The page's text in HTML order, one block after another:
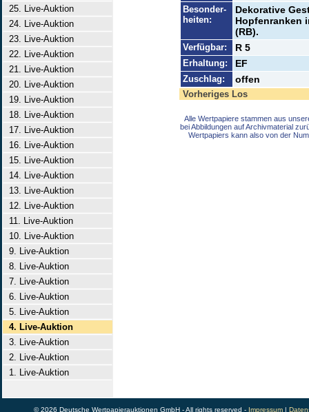
25. Live-Auktion
24. Live-Auktion
23. Live-Auktion
22. Live-Auktion
21. Live-Auktion
20. Live-Auktion
19. Live-Auktion
18. Live-Auktion
17. Live-Auktion
16. Live-Auktion
15. Live-Auktion
14. Live-Auktion
13. Live-Auktion
12. Live-Auktion
11. Live-Auktion
10. Live-Auktion
9. Live-Auktion
8. Live-Auktion
7. Live-Auktion
6. Live-Auktion
5. Live-Auktion
4. Live-Auktion
3. Live-Auktion
2. Live-Auktion
1. Live-Auktion
Besonder-
heiten:
Dekorative
Hopfenranken
(RB).
Verfügbar: R 5
Erhaltung: EF
Zuschlag: offen
Vorheriges Los
Alle Wertpapiere stammen aus
bei Abbildungen auf Archivmaterial
Wertpapiers kann also von der
© 2026 Deutsche Wertpapierauktionen GmbH - All rights reserved - Impressum|